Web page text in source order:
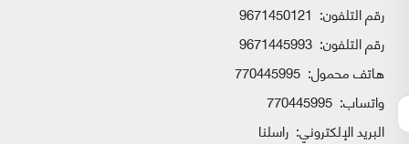
رقم التلفون: 9671450121
رقم التلفون: 9671445993
هاتف محمول: 770445995
واتساب:
البريد الإلكتروني: راسلنا